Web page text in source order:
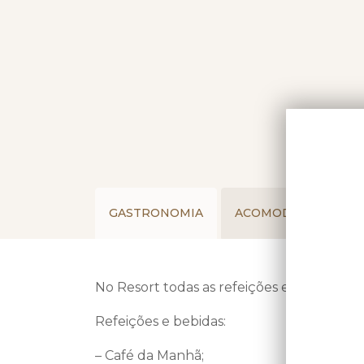
GASTRONOMIA ACOMODAÇÕES
No Resort todas as refeições e bebidas
Refeições e bebidas:
– Café da Manhã;